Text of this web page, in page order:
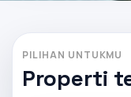
PILIHAN UNTUKMU
Properti